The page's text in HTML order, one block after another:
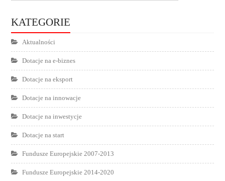
KATEGORIE
Aktualności
Dotacje na e-biznes
Dotacje na eksport
Dotacje na innowacje
Dotacje na inwestycje
Dotacje na start
Fundusze Europejskie 2007-2013
Fundusze Europejskie 2014-2020